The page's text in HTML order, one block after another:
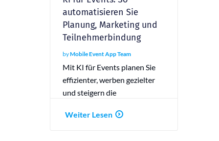
automatisieren Sie
Planung, Marketing und
Teilnehmerbindung
byMobile Event App Team
Mit KI für Events planen Sie
effizienter, werben gezielter
und steigern die
Entdecken Sie die Vorteile!
Weiter Lesen